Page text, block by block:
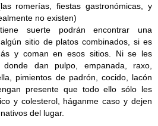
romerías, fiestas gastronómicas, y
no existen)
suerte podrán encontrar una
sitio de platos combinados, si es
y coman en esos sitios. Ni se les
dan pulpo, empanada, raxo,
pimientos de padrón, cocido, lacón
presente que todo ello sólo les
y colesterol, háganme caso y dejen
del lugar.